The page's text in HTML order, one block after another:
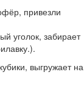
привезли
уголок, забирает
выгружает на